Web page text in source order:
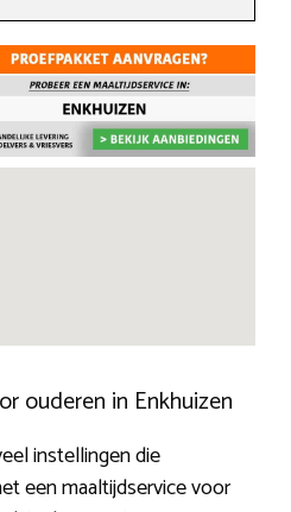
ouderen in Enkhuizen
instellingen die
een maaltijdservice voor